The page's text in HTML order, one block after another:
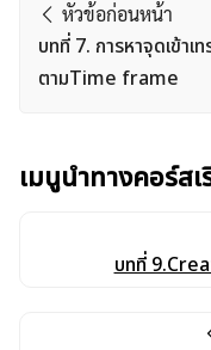
หัวข้อก่อนหน้า
บทที่ 7. การหาจุดเข้าเ
ตามTime frame
เมนูนำทางคอร์ส
บทที่